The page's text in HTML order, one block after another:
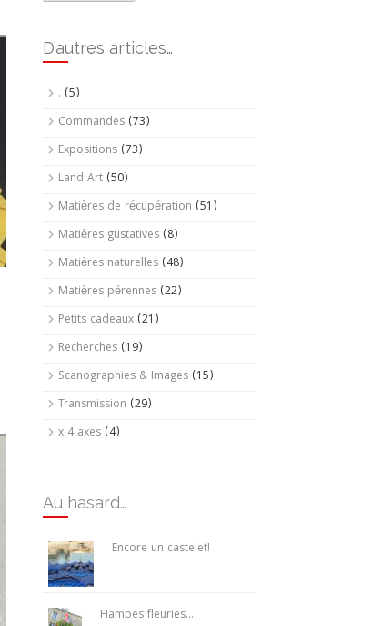
D’autres articles…
. (5)
Commandes (73)
Expositions (73)
Land Art (50)
Matières de récupération (51)
Matières gustatives (8)
Matières naturelles (48)
Matières pérennes (22)
Petits cadeaux (21)
Recherches (19)
Scanographies & Images (15)
Transmission (29)
x 4 axes (4)
Au hasard…
Encore un castelet!
Hampes fleuries…